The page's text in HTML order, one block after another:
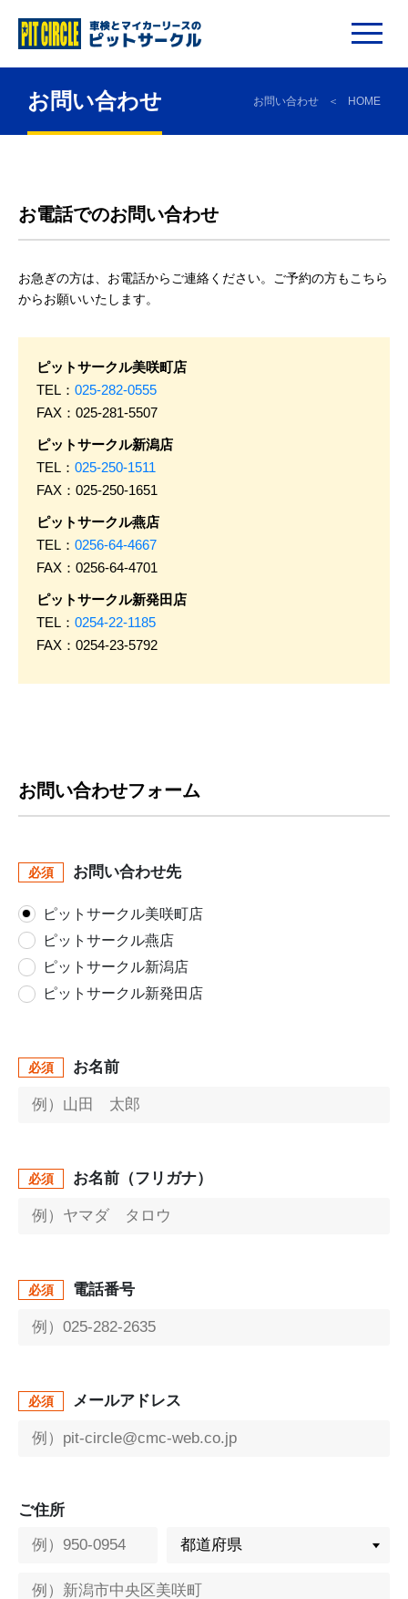
お問い合わせ お問い合わせ HOME
お電話でのお問い合わせ
お急ぎの方は、お電話からご連絡ください。ご予約の方もこちら
からお願いいたします。
ピットサークル美咲町店
TEL： 025-282-0555
FAX：025-281-5507
ピットサークル新潟店
TEL： 025-250-1511
FAX：025-250-1651
ピットサークル燕店
TEL： 0256-64-4667
FAX：0256-64-4701
ピットサークル新発田店
TEL： 0254-22-1185
FAX：0254-23-5792
お問い合わせフォーム
必須 お問い合わせ先
ピットサークル美咲町店
ピットサークル燕店
ピットサークル新潟店
ピットサークル新発田店
必須 お名前
必須 お名前（フリガナ）
必須 電話番号
必須 メールアドレス
ご住所